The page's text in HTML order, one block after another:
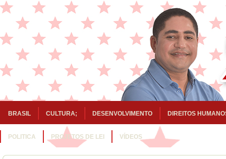
BRASIL CULTURA; DESENVOLVIMENTO DIREITOS
POLITICA PROJETOS DE LEI VÍDEOS